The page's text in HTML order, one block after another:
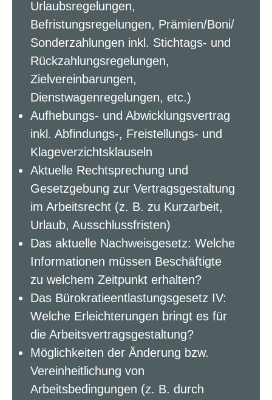
Urlaubsregelungen,
Befristungsregelungen, Prämien/Boni/
Sonderzahlungen inkl. Stichtags- und
Rückzahlungsregelungen,
Zielvereinbarungen,
Dienstwagenregelungen, etc.)
Aufhebungs- und Abwicklungsvertrag
inkl. Abfindungs-, Freistellungs- und
Klageverzichtsklauseln
Aktuelle Rechtsprechung und
Gesetzgebung zur Vertragsgestaltung
im Arbeitsrecht (z. B. zu Kurzarbeit,
Urlaub, Ausschlussfristen)
Das aktuelle Nachweisgesetz: Welche
Informationen müssen Beschäftigte
zu welchem Zeitpunkt erhalten?
Das Bürokratieentlastungsgesetz IV:
Welche Erleichterungen bringt es für
die Arbeitsvertragsgestaltung?
Möglichkeiten der Änderung bzw.
Vereinheitlichung von
Arbeitsbedingungen (z. B. durch